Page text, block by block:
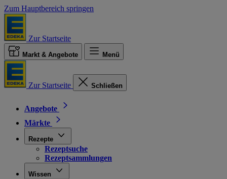
Zum Hauptbereich springen
Zur Startseite
Markt & Angebote Menü
Zur Startseite Schließen
Angebote
Märkte
Rezepte
Rezeptsuche
Rezeptsammlungen
Wissen